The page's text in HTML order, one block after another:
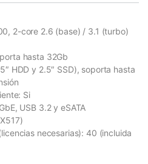
2-core 2.6 (base) / 3.1 (turbo)
hasta 32Gb
HDD y 2.5″ SSD), soporta hasta
Si
USB 3.2 y eSATA
necesarias): 40 (incluida